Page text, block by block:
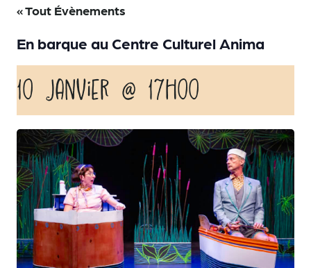
« Tout Évènements
En barque au Centre Culturel Anima
10 janvier @ 17h00